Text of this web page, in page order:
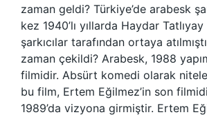
zaman geldi? Türkiye’de arabesk
kez 1940’lı yıllarda Haydar
şarkıcılar tarafından ortaya
zaman çekildi? Arabesk, 1988
filmidir. Absürt komedi olarak
bu film, Ertem Eğilmez’in son
1989’da vizyona girmiştir. Ertem